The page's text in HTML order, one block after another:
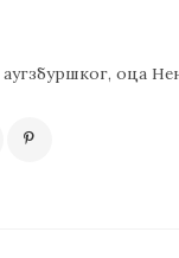
аугзбуршког, оца